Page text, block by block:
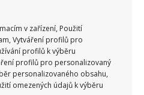
v zařízení, Použití
Vytváření profilů pro
profilů k výběru
profilů pro personalizovaný
personalizovaného obsahu,
omezených údajů k výběru